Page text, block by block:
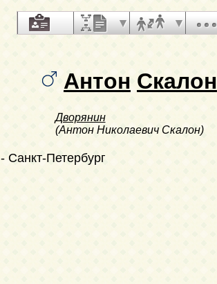
Антон Скалон
Дворянин
(Антон Николаевич Скалон)
- Санкт-Петербург